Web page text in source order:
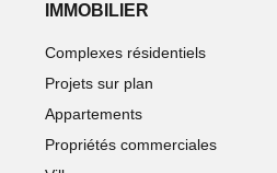
IMMOBILIER
Complexes résidentiels
Projets sur plan
Appartements
Propriétés commerciales